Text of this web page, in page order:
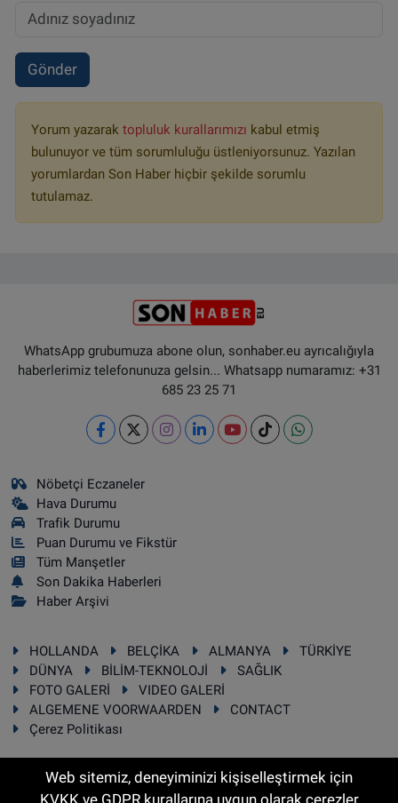
Gönder
Yorum yazarak topluluk kurallarımızı kabul etmiş
bulunuyor ve tüm sorumluluğu üstleniyorsunuz. Yazılan
yorumlardan Son Haber hiçbir şekilde sorumlu
tutulamaz.
WhatsApp grubumuza abone olun, sonhaber.eu ayrıcalığıyla
haberlerimiz telefonunuza gelsin... Whatsapp numaramız: +31
685 23 25 71
Nöbetçi Eczaneler
Hava Durumu
Trafik Durumu
Puan Durumu ve Fikstür
Tüm Manşetler
Son Dakika Haberleri
Haber Arşivi
HOLLANDA BELÇİKA ALMANYA
TÜRKİYE
DÜNYA
BİLİM-TEKNOLOJİ
SAĞLIK
FOTO GALERİ
VIDEO GALERİ
ALGEMENE VOORWAARDEN
CONTACT
Çerez Politikası
Web sitemiz, deneyiminizi kişiselleştirmek için
KVKK ve GDPR kurallarına uygun olarak çerezler